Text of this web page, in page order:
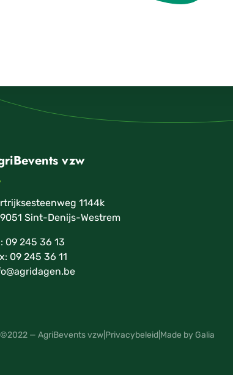
vzw
1144k
Sint-Denijs-Westrem
09 245 36 13
09 245 36 11
©2022 — AgriBevents vzw| Privacybeleid| Made by Galia